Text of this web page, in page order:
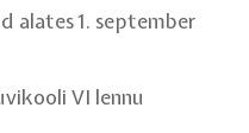
alates 1. september
VI lennu